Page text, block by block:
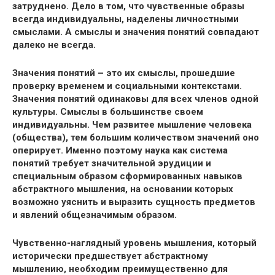
затруднено. Дело в том, что чувственные образы
всегда индивидуальны, наделены личностными
смыслами. А смыслы и значения понятий совпадают
далеко не всегда.
Значения понятий – это их смыслы, прошедшие
проверку временем и социальными контекстами.
Значения понятий одинаковы для всех членов одной
культуры. Смыслы в большинстве своем
индивидуальны. Чем развитее мышление человека
(общества), тем большим количеством значений оно
оперирует. Именно поэтому наука как система
понятий требует значительной эрудиции и
специальным образом сформированных навыков
абстрактного мышления, на основании которых
возможно уяснить и выразить сущность предметов
и явлений общезначимым образом.
Чувственно-наглядный уровень мышления, который
исторически предшествует абстрактному
мышлению, необходим преимущественно для